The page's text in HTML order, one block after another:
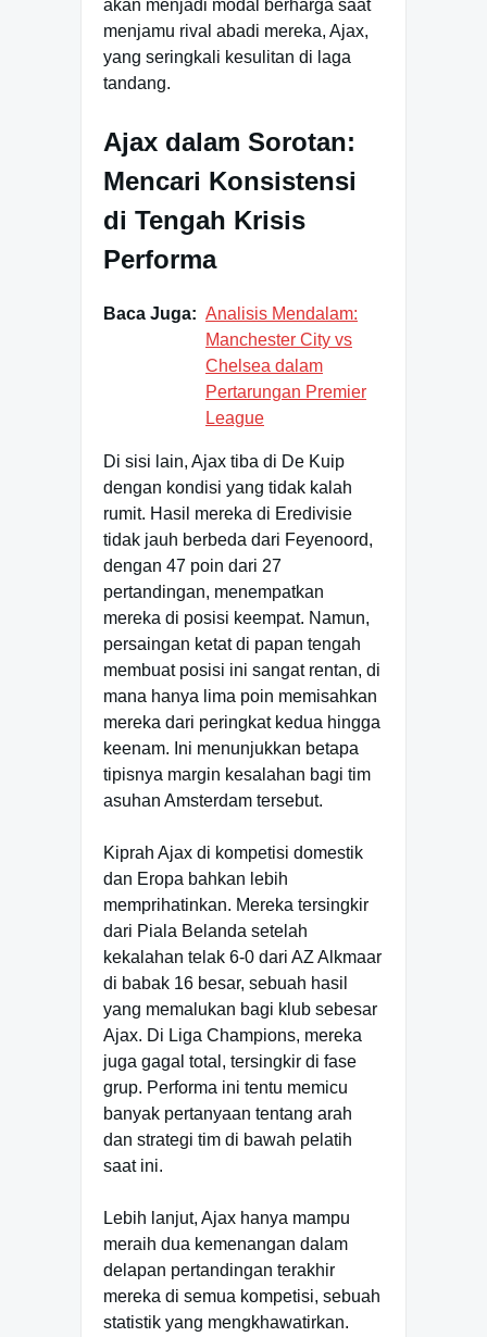
akan menjadi modal berharga saat
menjamu rival abadi mereka, Ajax,
yang seringkali kesulitan di laga
tandang.
Ajax dalam Sorotan:
Mencari Konsistensi
di Tengah Krisis
Performa
Baca Juga: Analisis Mendalam:
Manchester City vs
Chelsea dalam
Pertarungan Premier
League
Di sisi lain, Ajax tiba di De Kuip
dengan kondisi yang tidak kalah
rumit. Hasil mereka di Eredivisie
tidak jauh berbeda dari Feyenoord,
dengan 47 poin dari 27
pertandingan, menempatkan
mereka di posisi keempat. Namun,
persaingan ketat di papan tengah
membuat posisi ini sangat rentan, di
mana hanya lima poin memisahkan
mereka dari peringkat kedua hingga
keenam. Ini menunjukkan betapa
tipisnya margin kesalahan bagi tim
asuhan Amsterdam tersebut.
Kiprah Ajax di kompetisi domestik
dan Eropa bahkan lebih
memprihatinkan. Mereka tersingkir
dari Piala Belanda setelah
kekalahan telak 6-0 dari AZ Alkmaar
di babak 16 besar, sebuah hasil
yang memalukan bagi klub sebesar
Ajax. Di Liga Champions, mereka
juga gagal total, tersingkir di fase
grup. Performa ini tentu memicu
banyak pertanyaan tentang arah
dan strategi tim di bawah pelatih
saat ini.
Lebih lanjut, Ajax hanya mampu
meraih dua kemenangan dalam
delapan pertandingan terakhir
mereka di semua kompetisi, sebuah
statistik yang mengkhawatirkan.